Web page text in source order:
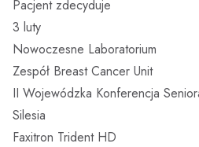
Pacjent zdecyduje
3 luty
Nowoczesne Laboratorium
Zespół Breast Cancer Unit
II Wojewódzka Konferencja
Silesia
Faxitron Trident HD